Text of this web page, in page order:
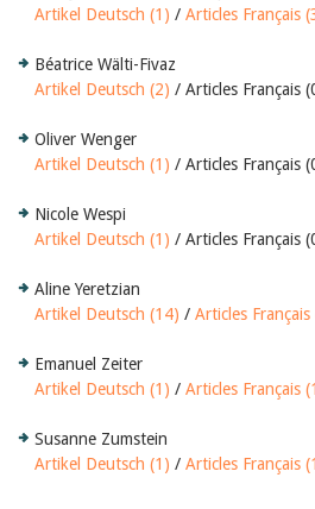
Artikel Deutsch (1) / Articles Français
Béatrice Wälti-Fivaz
Artikel Deutsch (2) / Articles Français
Oliver Wenger
Artikel Deutsch (1) / Articles Français
Nicole Wespi
Artikel Deutsch (1) / Articles Français
Aline Yeretzian
Artikel Deutsch (14) / Articles Français
Emanuel Zeiter
Artikel Deutsch (1) / Articles Français
Susanne Zumstein
Artikel Deutsch (1) / Articles Français